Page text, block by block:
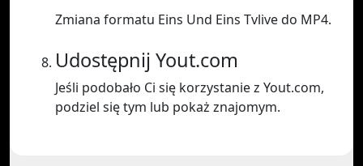
Zmiana formatu Eins Und Eins Tvlive do MP4.
Udostępnij Yout.com
Jeśli podobało Ci się korzystanie z Yout.com,
podziel się tym lub pokaż znajomym.